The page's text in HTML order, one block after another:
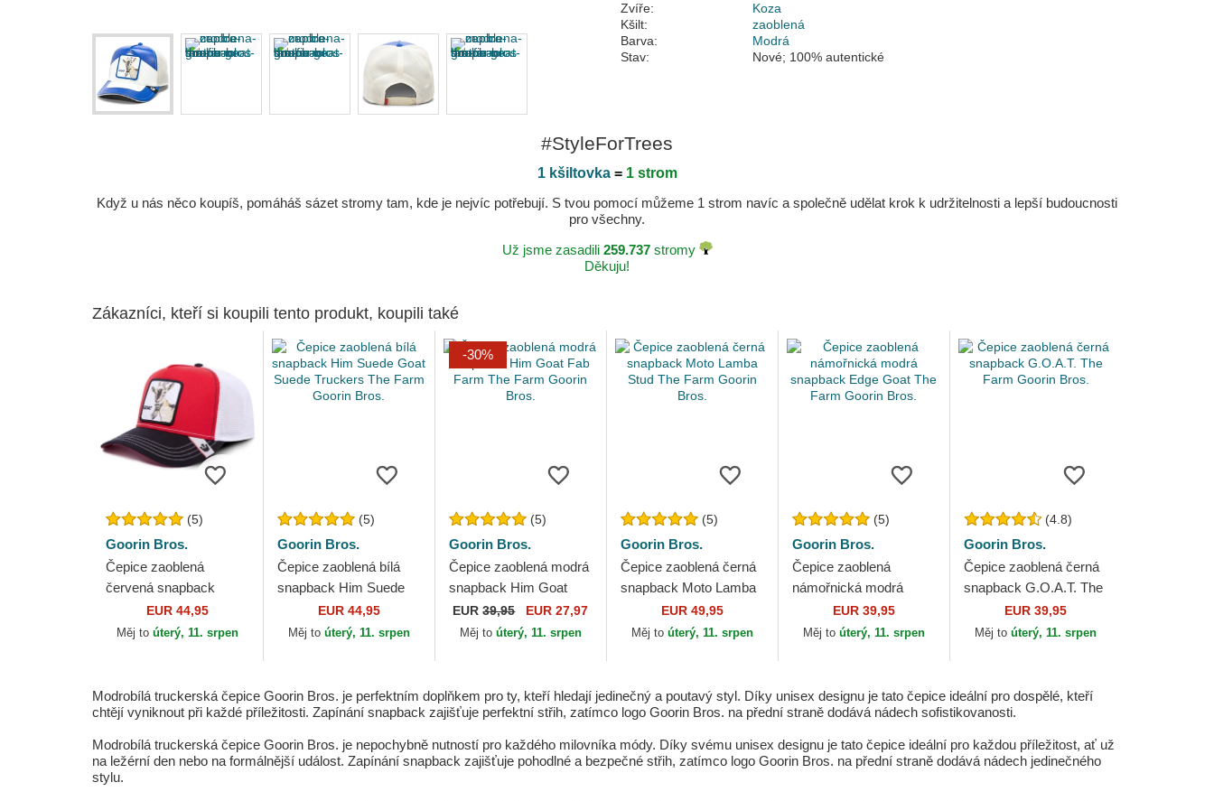
Zvíře:
Koza
Kšilt:
zaoblená
Barva:
Modrá
Stav:
Nové; 100% autentické
#StyleForTrees
1 kšiltovka= 1 strom
Když u nás něco koupíš, pomáháš sázet stromy tam, kde je nejvíc potřebují. S tvou pomocí můžeme 1 strom navíc a společně udělat krok k udržitelnosti a lepší budoucnosti
pro všechny.
Už jsme zasadili 259.737stromy
Děkuju!
Zákazníci, kteří si koupili tento produkt, koupili také
(5)
Goorin Bros.
Čepice zaoblená
červená snapback
GOAT MV Butter The
Farm MVP The Farm
EUR 44,95
Měj to úterý, 11. srpen
(5)
Goorin Bros.
Čepice zaoblená bílá
snapback Him Suede
Goat Suede Truckers
The Farm Goorin Bros.
EUR 44,95
Měj to úterý, 11. srpen
-30%
(5)
Goorin Bros.
Čepice zaoblená modrá
snapback Him Goat
Fab Farm The Farm
Goorin Bros.
EUR39,95 EUR 27,97
Měj to úterý, 11. srpen
(5)
Goorin Bros.
Čepice zaoblená černá
snapback Moto Lamba
Stud The Farm Goorin
Bros.
EUR 49,95
Měj to úterý, 11. srpen
(5)
Goorin Bros.
Čepice zaoblená
námořnická modrá
snapback Edge Goat
The Farm Goorin Bros.
EUR 39,95
Měj to úterý, 11. srpen
(4.8)
Goorin Bros.
Čepice zaoblená černá
snapback G.O.A.T. The
Farm Goorin Bros.
EUR 39,95
Měj toúterý, 11. srpen
Modrobílá truckerská čepice Goorin Bros. je perfektním doplňkem pro ty, kteří hledají jedinečný a poutavý styl. Díky unisex designu je tato čepice ideální pro dospělé, kteří
chtějí vyniknout při každé příležitosti. Zapínání snapback zajišťuje perfektní střih, zatímco logo Goorin Bros. na přední straně dodává nádech sofistikovanosti.
Modrobílá truckerská čepice Goorin Bros. je nepochybně nutností pro každého milovníka módy. Díky svému unisex designu je tato čepice ideální pro každou příležitost, ať už
na ležérní den nebo na formálnější událost. Zapínání snapback zajišťuje pohodlné a bezpečné střih, zatímco logo Goorin Bros. na přední straně dodává nádech jedinečného
stylu.